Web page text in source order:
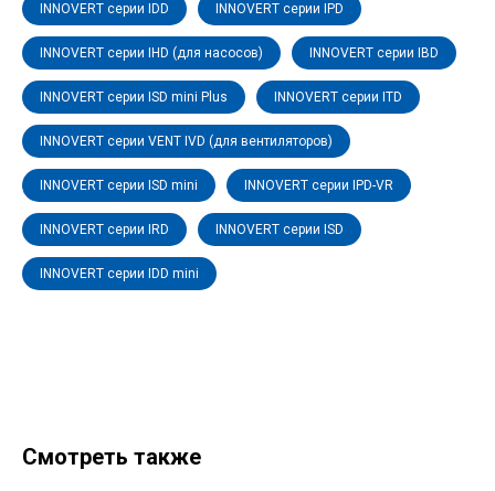
INNOVERT серии IDD INNOVERT серии IPD
INNOVERT серии IHD (для насосов) INNOVERT серии IBD
INNOVERT серии ISD mini Plus INNOVERT серии ITD
INNOVERT серии VENT IVD (для вентиляторов)
INNOVERT серии ISD mini INNOVERT серии IPD-VR
INNOVERT серии IRD INNOVERT серии ISD
INNOVERT серии IDD mini
Смотреть также